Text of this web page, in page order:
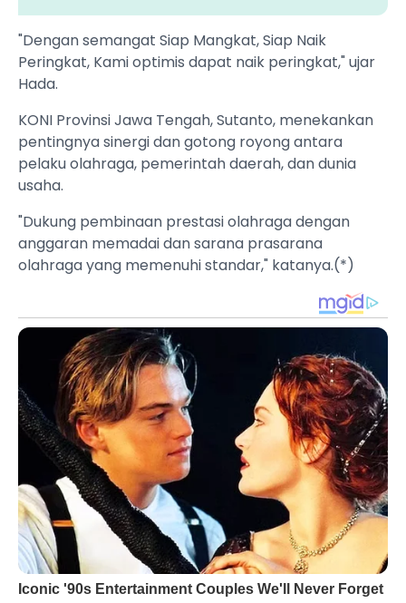
‎"Dengan semangat Siap Mangkat, Siap Naik
Peringkat, Kami optimis dapat naik peringkat," ujar
Hada.
‎KONI Provinsi Jawa Tengah, Sutanto, menekankan
pentingnya sinergi dan gotong royong antara
pelaku olahraga, pemerintah daerah, dan dunia
usaha.
"Dukung pembinaan prestasi olahraga dengan
anggaran memadai dan sarana prasarana
olahraga yang memenuhi standar," katanya.(*)